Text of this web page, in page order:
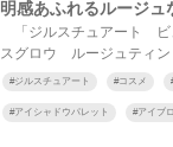
明感あふれるルージュ
「ジルスチュアート ビ
スグロウ ルージュティン
#ジルスチュアート #コスメ
#アイシャドウパレット #アイブ